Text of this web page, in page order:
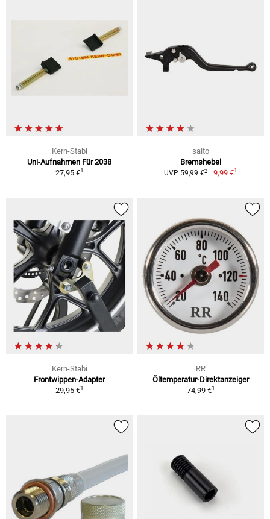
Kern-Stabi
Uni-Aufnahmen Für 2038
27,95 €1
saito
Bremshebel
UVP 59,99 €2 9,99 €1
Kern-Stabi
Frontwippen-Adapter
29,95 €1
RR
Öltemperatur-Direktanzeiger
74,99 €1